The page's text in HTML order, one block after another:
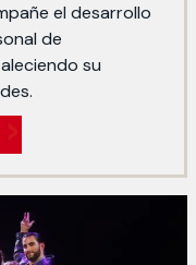
el desarrollo
de
su